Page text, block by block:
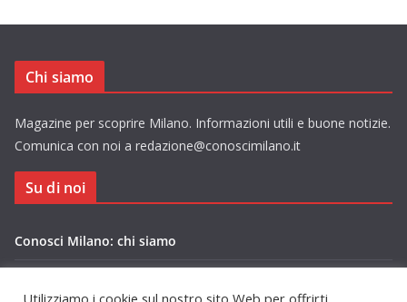
Chi siamo
Magazine per scoprire Milano. Informazioni utili e buone notizie.
Comunica con noi a redazione@conoscimilano.it
Su di noi
Conosci Milano: chi siamo
Utilizziamo i cookie sul nostro sito Web per offrirti